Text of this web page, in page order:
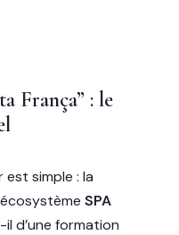
França” : le
simple : la
SPA
il d’une formation